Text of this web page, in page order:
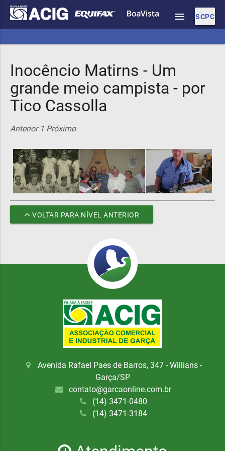
SCPC
menu
Inocêncio Matirns - Um
grande meio campista - por
Tico Cassolla
Anterior 1 Próximo
VOLTAR PARA NÍVEL ANTERIOR
Avenida Rafael Paes de Barros, 347 - Willians -
Garça/SP
contato@garcaonline.com.br
(14) 3471-0480
(14) 3471-3184